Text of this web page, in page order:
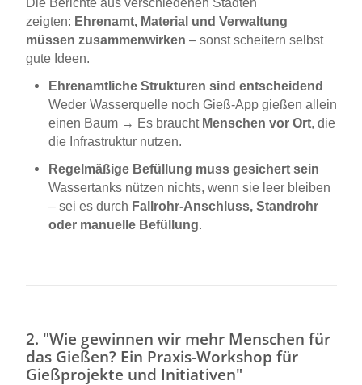
Die Berichte aus verschiedenen Städten
zeigten: Ehrenamt, Material und Verwaltung
müssen zusammenwirken – sonst scheitern selbst
gute Ideen.
Ehrenamtliche Strukturen sind entscheidend
Weder Wasserquelle noch Gieß-App gießen allein
einen Baum → Es braucht Menschen vor Ort, die
die Infrastruktur nutzen.
Regelmäßige Befüllung muss gesichert sein
Wassertanks nützen nichts, wenn sie leer bleiben
– sei es durch Fallrohr-Anschluss, Standrohr
oder manuelle Befüllung.
2. "Wie gewinnen wir mehr Menschen für
das Gießen? Ein Praxis-Workshop für
Gießprojekte und Initiativen"